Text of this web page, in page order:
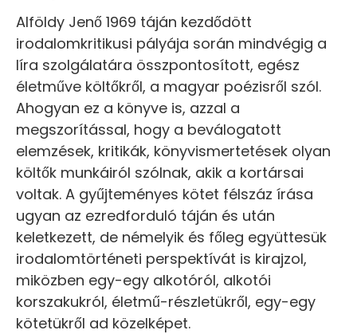
Alföldy Jenő 1969 táján kezdődött
irodalomkritikusi pályája során mindvégig a
líra szolgálatára összpontosított, egész
életműve költőkről, a magyar poézisről szól.
Ahogyan ez a könyve is, azzal a
megszorítással, hogy a beválogatott
elemzések, kritikák, könyvismertetések olyan
költők munkáiról szólnak, akik a kortársai
voltak. A gyűjteményes kötet félszáz írása
ugyan az ezredforduló táján és után
keletkezett, de némelyik és főleg együttesük
irodalomtörténeti perspektívát is kirajzol,
miközben egy-egy alkotóról, alkotói
korszakukról, életmű-részletükről, egy-egy
kötetükről ad közelképet.